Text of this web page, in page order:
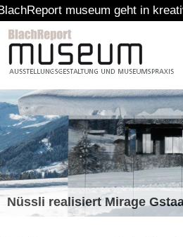
museum geht in kreative
Nüssli realisiert Mirage